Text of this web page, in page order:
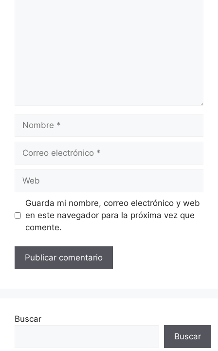
Nombre
Correo
Web
Guarda mi nombre, correo electrónico y web
en este navegador para la próxima vez que
comente.
Buscar
Buscar